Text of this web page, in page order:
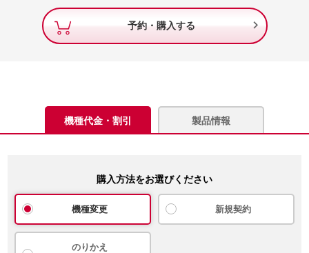
予約・購入する 
機種代金・割引 製品情報
購入方法をお選びください
機種変更 新規契約
のりかえ